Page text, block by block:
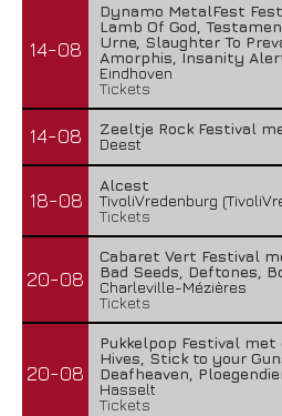
14-08
Dynamo MetalFest
Lamb Of God,
Urne, Slaughter To
Amorphis, Insanity
Eindhoven
Tickets
14-08
Zeeltje Rock Festival
Deest
18-08
Alcest
TivoliVredenburg
Tickets
20-08
Cabaret Vert Festival
Bad Seeds, Deftones,
Charleville-Mézières
Tickets
20-08
Pukkelpop Festival met
Hives, Stick to your
Deafheaven,
Hasselt
Tickets